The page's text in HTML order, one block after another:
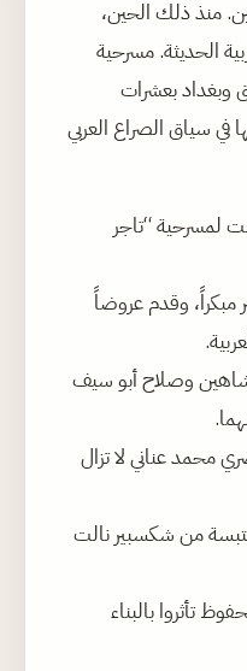
منذ ذلك الحين،
الحديثة. مسرحية
بعشرات
في سياق الصراع العربي
لمسرحية “تاجر
وقدم عروضاً
وصلاح أبو سيف
محمد عناني لا تزال
من شكسبير نالت
تأثروا بالبناء